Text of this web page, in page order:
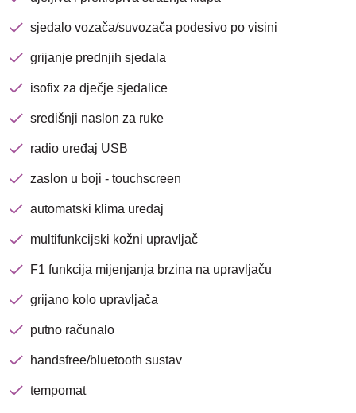
sjedalo vozača/suvozača podesivo po visini
grijanje prednjih sjedala
isofix za dječje sjedalice
središnji naslon za ruke
radio uređaj USB
zaslon u boji - touchscreen
automatski klima uređaj
multifunkcijski kožni upravljač
F1 funkcija mijenjanja brzina na upravljaču
grijano kolo upravljača
putno računalo
handsfree/bluetooth sustav
tempomat
Nova lokacija - Slavonska
avenija 102, Resnik